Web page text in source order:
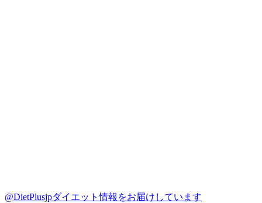
@DietPlusjpダイエット情報をお届けしています